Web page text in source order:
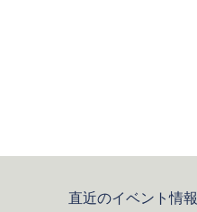
直近のイベント情報